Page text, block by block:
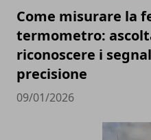
Come misurare la
termometro:
riconoscere i
precisione
09/01/2026